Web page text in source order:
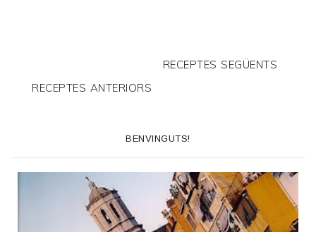
RECEPTES SEGÜENTS
RECEPTES ANTERIORS
BENVINGUTS!